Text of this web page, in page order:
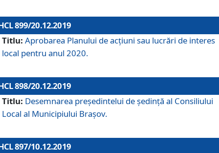
899/20.12.2019
Titlu: Aprobarea Planului de acţiuni sau lucrări de interes
local pentru anul 2020.
898/20.12.2019
Titlu: Desemnarea preşedintelui de şedinţă al Consiliului
Local al Municipiului Braşov.
897/10.12.2019